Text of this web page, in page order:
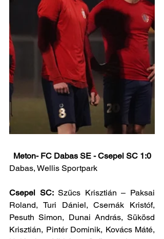
Meton- FC Dabas SE - Csepel SC 1:0
Dabas, Wellis Sportpark
Csepel SC: Szűcs Krisztián – Paksai
Roland, Turi Dániel, Csernák Kristóf,
Pesuth Simon, Dunai András, Sükösd
Krisztián, Pintér Dominik, Kovács Máté,